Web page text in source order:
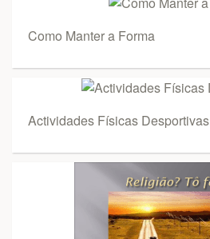
Como Manter a Forma
Actividades Físicas Desportivas